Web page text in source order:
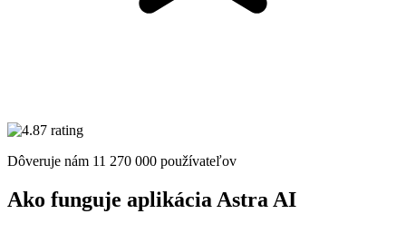
Dôveruje nám 11 270 000 používateľov
Ako funguje aplikácia Astra AI